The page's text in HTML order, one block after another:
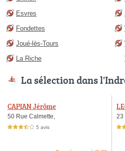
Esvres
Fondettes
Joué-lès-Tours
La Riche
La sélection dans
CAPIAN Jérôme
50 Rue Calmette,
3,5 étoiles sur 5 5 avis
23
4,0